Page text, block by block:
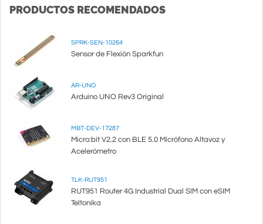
PRODUCTOS RECOMENDADOS
SPRK-SEN-10264
Sensor de Flexión Sparkfun
AR-UNO
Arduino UNO Rev3 Original
MBT-DEV-17287
Micro:bit V2.2 con BLE 5.0 Micrófono Altavoz y
Acelerómetro
TLK-RUT951
RUT951 Router 4G Industrial Dual SIM con eSIM
Teltonika